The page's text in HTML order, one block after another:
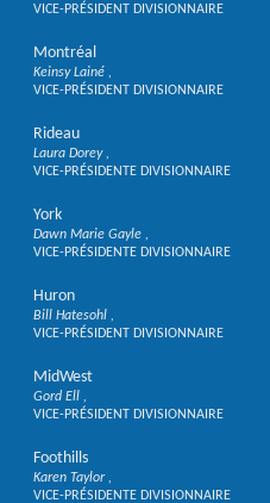
VICE-PRÉSIDENT DIVISIONNAIRE
Montréal
Keinsy Lainé
VICE-PRÉSIDENT DIVISIONNAIRE
Rideau
Laura Dorey
VICE-PRÉSIDENTE DIVISIONNAIRE
York
Dawn Marie Gayle
VICE-PRÉSIDENTE DIVISIONNAIRE
Huron
Bill Hatesohl
VICE-PRÉSIDENT DIVISIONNAIRE
MidWest
Gord Ell
VICE-PRÉSIDENT DIVISIONNAIRE
Foothills
Karen Taylor
VICE-PRÉSIDENTE DIVISIONNAIRE